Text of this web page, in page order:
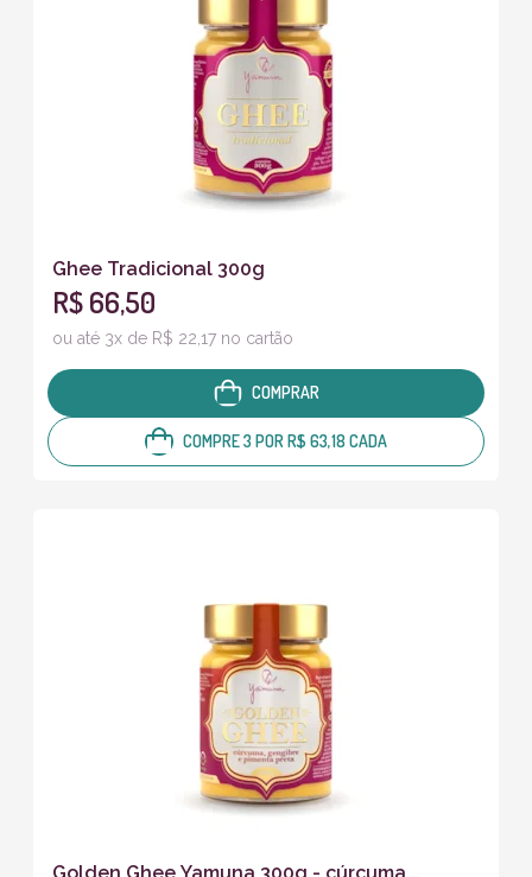
Ghee Tradicional 300g
R$ 66,50
ou até 3x de R$ 22,17 no cartão
COMPRAR
COMPRE 3 POR R$ 63,18 CADA
Golden Ghee Yamuna 300g - cúrcuma,